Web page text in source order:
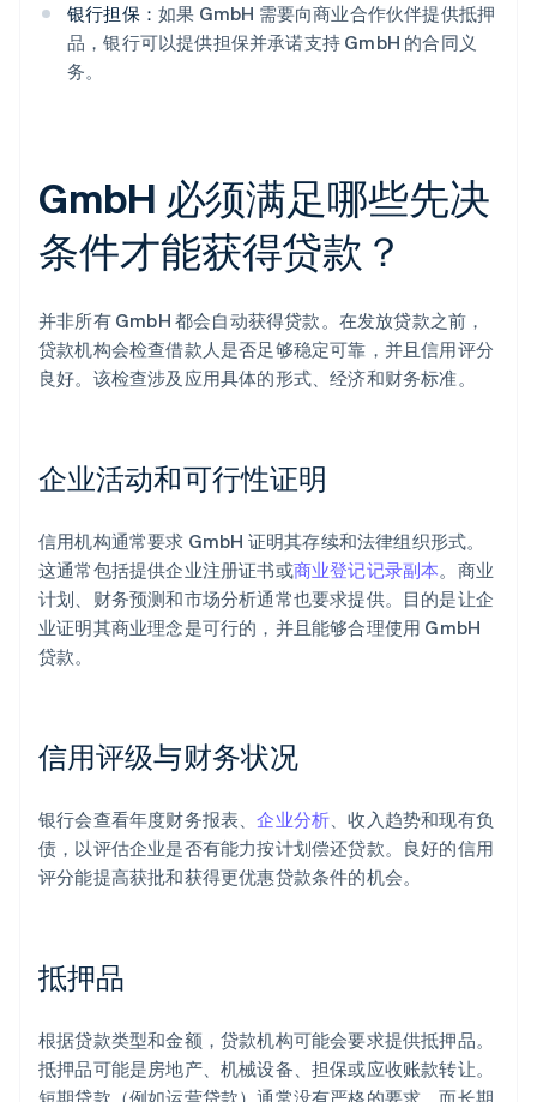
银行担保： 如果 GmbH 需要向商业合作伙伴提供抵押
品，银行可以提供担保并承诺支持 GmbH 的合同义
务。
GmbH 必须满足哪些先决
条件才能获得贷款？
并非所有 GmbH 都会自动获得贷款。在发放贷款之前，
贷款机构会检查借款人是否足够稳定可靠，并且信用评分
良好。该检查涉及应用具体的形式、经济和财务标准。
企业活动和可行性证明
信用机构通常要求 GmbH 证明其存续和法律组织形式。
这通常包括提供企业注册证书或商业登记记录副本。商业
计划、财务预测和市场分析通常也要求提供。目的是让企
业证明其商业理念是可行的，并且能够合理使用 GmbH
贷款。
信用评级与财务状况
银行会查看年度财务报表、企业分析、收入趋势和现有负
债，以评估企业是否有能力按计划偿还贷款。良好的信用
评分能提高获批和获得更优惠贷款条件的机会。
抵押品
根据贷款类型和金额，贷款机构可能会要求提供抵押品。
抵押品可能是房地产、机械设备、担保或应收账款转让。